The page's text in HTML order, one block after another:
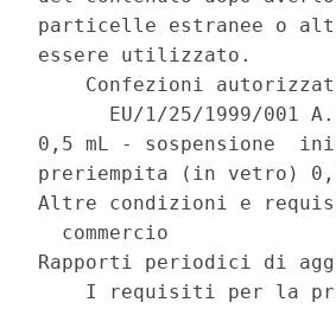
particelle estranee o
essere utilizzato.
Confezioni
EU/1/25/1999/001
0,5 mL - sospensione
preriempita (in vetro)
Altre condizioni e
  commercio
Rapporti periodici di
I requisiti per la